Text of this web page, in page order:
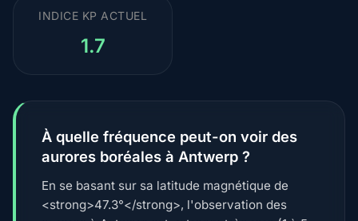
INDICE KP ACTUEL
1.7
À quelle fréquence peut-on voir des
aurores boréales à Antwerp ?
En se basant sur sa latitude magnétique de
<strong>47.3°</strong>, l'observation des